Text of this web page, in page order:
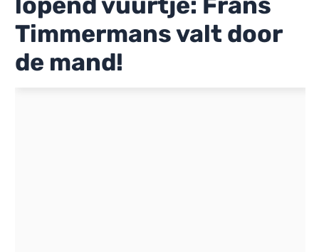
Timmermans valt door
de mand!